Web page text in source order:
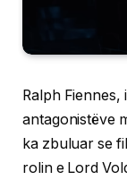
Ralph
antagonistëve
ka zbuluar se
rolin e Lord